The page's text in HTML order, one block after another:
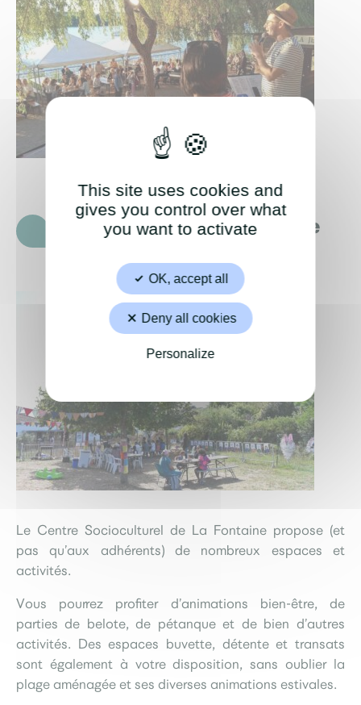
Le Centre Socioculturel de
Le Centre Socioculturel de La Fontaine propose (et
pas qu’aux adhérents) de nombreux espaces et
activités.
Vous pourrez profiter d’animations bien-être, de
parties de belote, de pétanque et de bien d’autres
activités. Des espaces buvette, détente et transats
sont également à votre disposition, sans oublier la
plage aménagée et ses diverses animations estivales.
This site uses cookies and
gives you control over what
you want to activate
OK, accept all
Deny all cookies
Personalize